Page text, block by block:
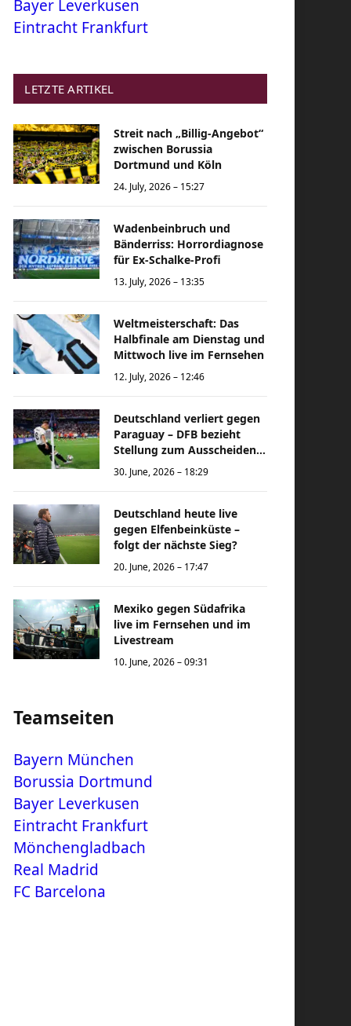
Bayer Leverkusen
Eintracht Frankfurt
LETZTE ARTIKEL
Streit nach „Billig-Angebot“
zwischen Borussia
Dortmund und Köln
24. July, 2026 – 15:27
Wadenbeinbruch und
Bänderriss: Horrordiagnose
für Ex-Schalke-Profi
13. July, 2026 – 13:35
Weltmeisterschaft: Das
Halbfinale am Dienstag und
Mittwoch live im Fernsehen
12. July, 2026 – 12:46
Deutschland verliert gegen
Paraguay – DFB bezieht
Stellung zum Ausscheiden
bei der Weltmeisterschaft
30. June, 2026 – 18:29
Deutschland heute live
gegen Elfenbeinküste –
folgt der nächste Sieg?
20. June, 2026 – 17:47
Mexiko gegen Südafrika
live im Fernsehen und im
Livestream
10. June, 2026 – 09:31
Teamseiten
Bayern München
Borussia Dortmund
Bayer Leverkusen
Eintracht Frankfurt
Mönchengladbach
Real Madrid
FC Barcelona